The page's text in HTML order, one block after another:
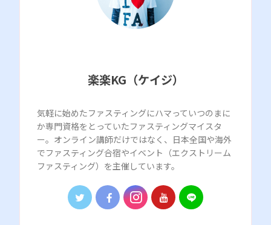
楽楽KG（ケイジ）
気軽に始めたファスティングにハマっていつのまに
か専門資格をとっていたファスティングマイスタ
ー。オンライン講師だけではなく、日本全国や海外
でファスティング合宿やイベント（エクストリーム
ファスティング）を主催しています。